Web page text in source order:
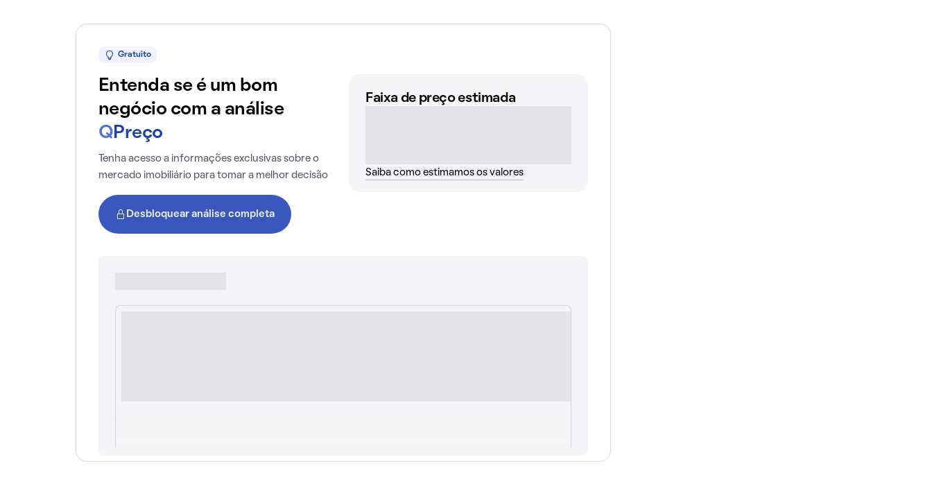
Gratuito
Entenda se é um bom
negócio com a análise
Q Preço
Tenha acesso a informações exclusivas sobre o
mercado imobiliário para tomar a melhor decisão
Desbloquear análise completa
Faixa de preço estimada
Saiba como estimamos os valores